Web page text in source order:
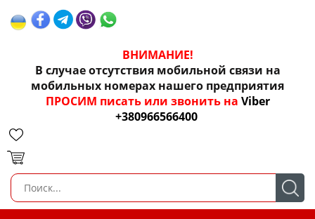
ВНИМАНИЕ!
В случае отсутствия мобильной связи на
мобильных номерах нашего предприятия
ПРОСИМ писать или звонить на Viber
+380966566400